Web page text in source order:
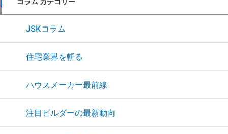
JSKコラム
住宅業界を斬る
ハウスメーカー最前線
注目ビルダーの最新動向